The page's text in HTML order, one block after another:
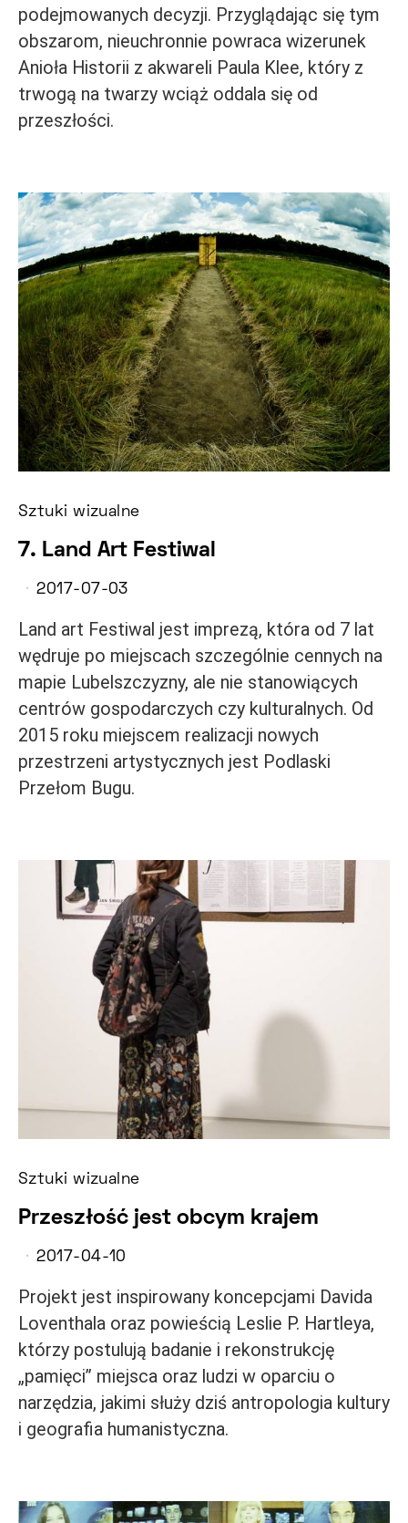
podejmowanych decyzji. Przyglądając się tym
obszarom, nieuchronnie powraca wizerunek
Anioła Historii z akwareli Paula Klee, który z
trwogą na twarzy wciąż oddala się od
przeszłości.
Sztuki wizualne
7. Land Art Festiwal
2017-07-03
Land art Festiwal jest imprezą, która od 7 lat
wędruje po miejscach szczególnie cennych na
mapie Lubelszczyzny, ale nie stanowiących
centrów gospodarczych czy kulturalnych. Od
2015 roku miejscem realizacji nowych
przestrzeni artystycznych jest Podlaski
Przełom Bugu.
Sztuki wizualne
Przeszłość jest obcym krajem
2017-04-10
Projekt jest inspirowany koncepcjami Davida
Loventhala oraz powieścią Leslie P. Hartleya,
którzy postulują badanie i rekonstrukcję
„pamięci” miejsca oraz ludzi w oparciu o
narzędzia, jakimi służy dziś antropologia kultury
i geografia humanistyczna.